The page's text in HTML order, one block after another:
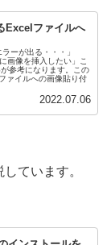
Excelファイルへ
ーが出る・・・」
画像を挿入したい」こ
参考になります。この
ァイルへの画像貼り付
2022.07.06
ています。